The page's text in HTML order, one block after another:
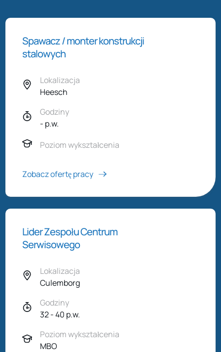
Spawacz / monter konstrukcji
stalowych
Lokalizacja
Heesch
Godziny
- p.w.
Poziom wykształcenia
Zobacz ofertę pracy
Lider Zespołu Centrum
Serwisowego
Lokalizacja
Culemborg
Godziny
32 - 40 p.w.
Poziom wykształcenia
MBO